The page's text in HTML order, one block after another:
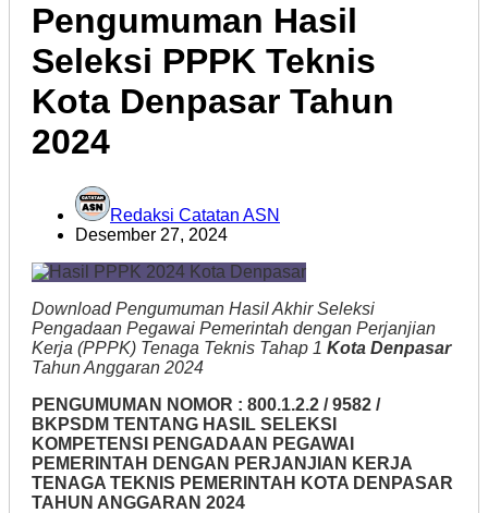
Pengumuman Hasil
Seleksi PPPK Teknis
Kota Denpasar Tahun
2024
Redaksi Catatan ASN
Desember 27, 2024
Download Pengumuman Hasil Akhir Seleksi
Pengadaan Pegawai Pemerintah dengan Perjanjian
Kerja (PPPK) Tenaga Teknis Tahap 1 Kota Denpasar
Tahun Anggaran 2024
PENGUMUMAN NOMOR : 800.1.2.2 / 9582 /
BKPSDM TENTANG HASIL SELEKSI
KOMPETENSI PENGADAAN PEGAWAI
PEMERINTAH DENGAN PERJANJIAN KERJA
TENAGA TEKNIS PEMERINTAH KOTA DENPASAR
TAHUN ANGGARAN 2024